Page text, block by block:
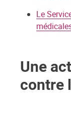
Le
Une
contre